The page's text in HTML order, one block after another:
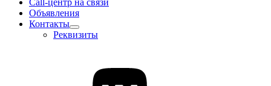
Call-центр на связи
Объявления
Контакты
Реквизиты